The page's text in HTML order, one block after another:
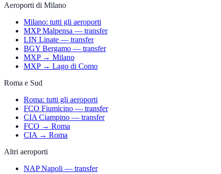
Aeroporti di Milano
Milano: tutti gli aeroporti
MXP Malpensa — transfer
LIN Linate — transfer
BGY Bergamo — transfer
MXP → Milano
MXP → Lago di Como
Roma e Sud
Roma: tutti gli aeroporti
FCO Fiumicino — transfer
CIA Ciampino — transfer
FCO → Roma
CIA → Roma
Altri aeroporti
NAP Napoli — transfer